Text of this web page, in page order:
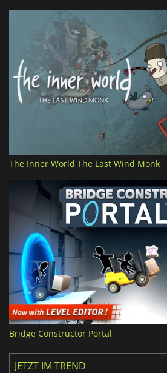
The Inner World The Last Wind Monk
Bridge Constructor Portal
JETZT IM TREND